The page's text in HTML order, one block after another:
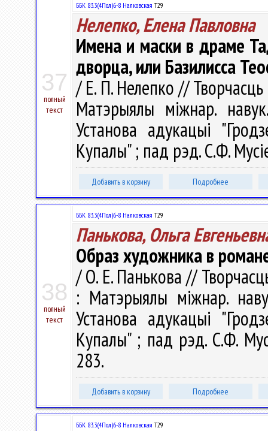
37
полный
текст
ББК 83.3(4Пол)6-8 Налковская Т29
Нелепко, Елена Павловна
Имена и маски в драме
дворца, или Базилисса
/ Е. П. Нелепко // Творчасць
Матэрыялы міжнар.
Установа адукацыі
Купалы" ; пад рэд. С.Ф.
Добавить в корзину Подробнее
38
полный
текст
ББК 83.3(4Пол)6-8 Налковская Т29
Панькова, Ольга
Образ художника в
/ О. Е. Панькова //
: Матэрыялы міжнар.
Установа адукацыі
Купалы" ; пад рэд. С.Ф.
283.
Добавить в корзину Подробнее
ББК 83.3(4Пол)6-8 Налковская Т29